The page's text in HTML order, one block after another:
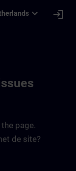
expand_more login
page.
de site?